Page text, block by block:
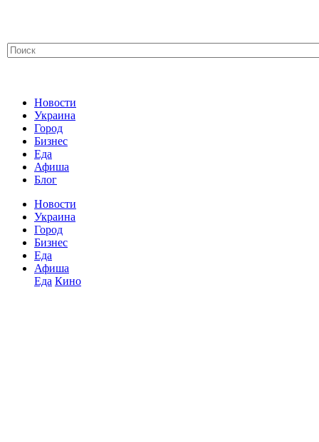
Новости
Украина
Город
Бизнес
Еда
Афиша
Блог
Новости
Украина
Город
Бизнес
Еда
Афиша
Еда Кино